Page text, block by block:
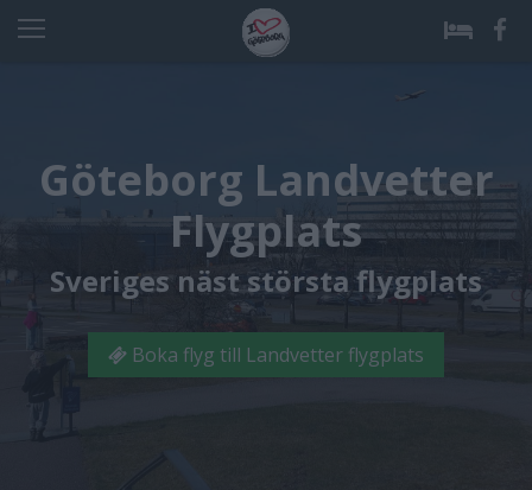
Göteborg Landvetter
Flygplats
Sveriges näst största flygplats
Boka flyg till Landvetter flygplats